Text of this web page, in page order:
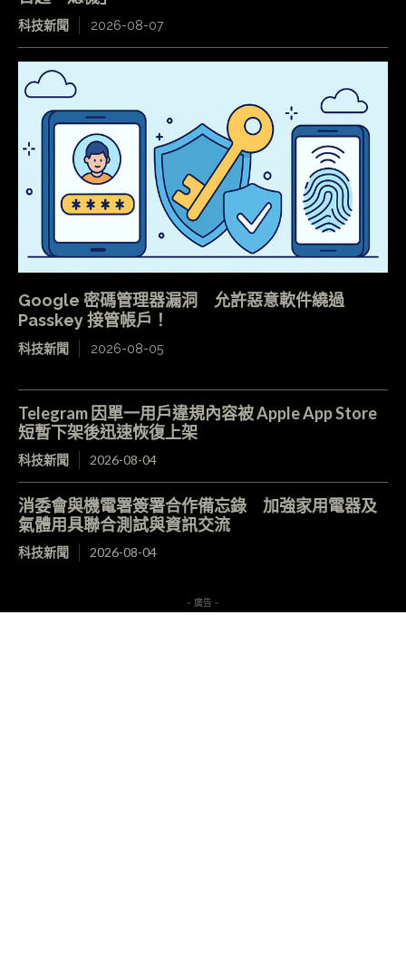
科技新聞 2026-08-07
Google 密碼管理器漏洞 允許惡意軟件繞過
Passkey 接管帳戶！
科技新聞 2026-08-05
Telegram 因單一用戶違規內容被 Apple App Store
短暫下架後迅速恢復上架
科技新聞 2026-08-04
消委會與機電署簽署合作備忘錄 加強家用電器及
氣體用具聯合測試與資訊交流
科技新聞 2026-08-04
- 廣告 -